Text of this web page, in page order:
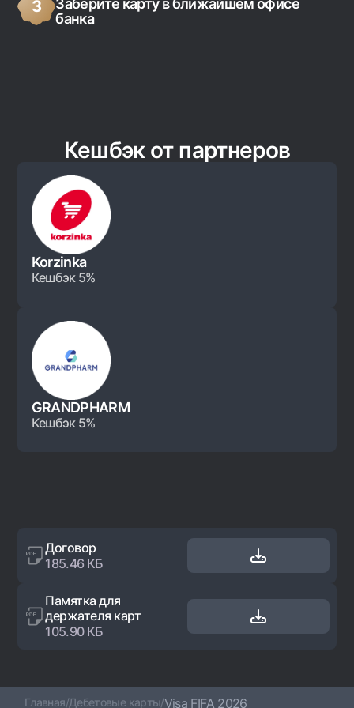
3
Заберите карту в ближайшем офисе
банка
Кешбэк от партнеров
Korzinka
Кешбэк 5%
GRANDPHARM
Кешбэк 5%
Договор
185.46 КБ
Памятка для
держателя карт
105.90 КБ
Главная/Дебетовые карты/Visa FIFA 2026